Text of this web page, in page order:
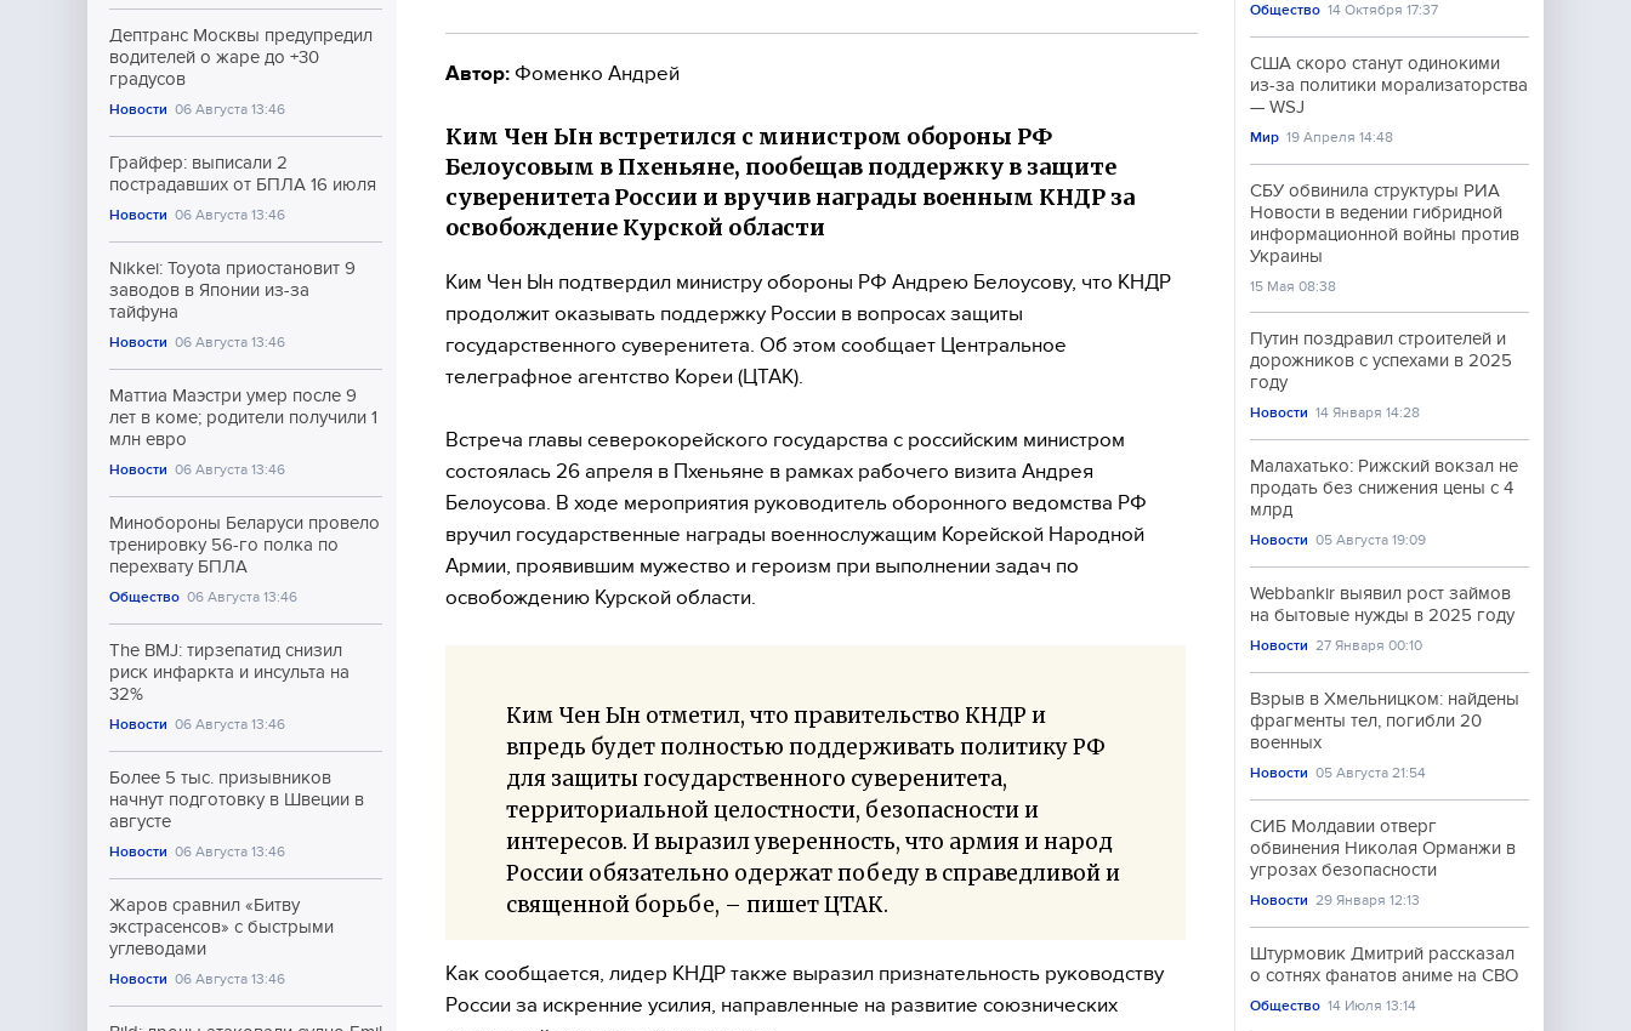
Дептранс Москвы предупредил
водителей о жаре до +30
градусов
Новости 06 Августа 13:46
Грайфер: выписали 2
пострадавших от БПЛА 16 июля
Новости 06 Августа 13:46
Nikkei: Toyota приостановит 9
заводов в Японии из-за
тайфуна
Новости 06 Августа 13:46
Маттиа Маэстри умер после 9
лет в коме; родители получили 1
млн евро
Новости 06 Августа 13:46
Минобороны Беларуси провело
тренировку 56-го полка по
перехвату БПЛА
Общество 06 Августа 13:46
The BMJ: тирзепатид снизил
риск инфаркта и инсульта на
32%
Новости 06 Августа 13:46
Более 5 тыс. призывников
начнут подготовку в Швеции в
августе
Новости 06 Августа 13:46
Жаров сравнил «Битву
экстрасенсов» с быстрыми
углеводами
Новости 06 Августа 13:46
Автор: Фоменко Андрей
Ким Чен Ын встретился с министром обороны РФ
Белоусовым в Пхеньяне, пообещав поддержку в защите
суверенитета России и вручив награды военным КНДР за
освобождение Курской области
Ким Чен Ын подтвердил министру обороны РФ Андрею Белоусову, что КНДР
продолжит оказывать поддержку России в вопросах защиты
государственного суверенитета. Об этом сообщает Центральное
телеграфное агентство Кореи (ЦТАК).
Встреча главы северокорейского государства с российским министром
состоялась 26 апреля в Пхеньяне в рамках рабочего визита Андрея
Белоусова. В ходе мероприятия руководитель оборонного ведомства РФ
вручил государственные награды военнослужащим Корейской Народной
Армии, проявившим мужество и героизм при выполнении задач по
освобождению Курской области.
Ким Чен Ын отметил, что правительство КНДР и
впредь будет полностью поддерживать политику РФ
для защиты государственного суверенитета,
территориальной целостности, безопасности и
интересов. И выразил уверенность, что армия и народ
России обязательно одержат победу в справедливой и
священной борьбе, – пишет ЦТАК.
Как сообщается, лидер КНДР также выразил признательность руководству
России за искренние усилия, направленные на развитие союзнических
Общество 14 Октября 17:37
США скоро станут одинокими
из-за политики морализаторства
— WSJ
Мир 19 Апреля 14:48
СБУ обвинила структуры РИА
Новости в ведении гибридной
информационной войны против
Украины
15 Мая 08:38
Путин поздравил строителей и
дорожников с успехами в 2025
году
Новости 14 Января 14:28
Малахатько: Рижский вокзал не
продать без снижения цены с 4
млрд
Новости 05 Августа 19:09
Webbankir выявил рост займов
на бытовые нужды в 2025 году
Новости 27 Января 00:10
Взрыв в Хмельницком: найдены
фрагменты тел, погибли 20
военных
Новости 05 Августа 21:54
СИБ Молдавии отверг
обвинения Николая Орманжи в
угрозах безопасности
Новости 29 Января 12:13
Штурмовик Дмитрий рассказал
о сотнях фанатов аниме на СВО
Общество 14 Июля 13:14